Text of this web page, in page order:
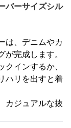
バーサイズシル
は、デニムやカ
完成します。
インするか、
ハリを出すと着
カジュアルな抜